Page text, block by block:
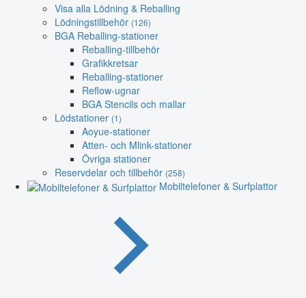
Visa alla Lödning & Reballing
Lödningstillbehör (126)
BGA Reballing-stationer
Reballing-tillbehör
Grafikkretsar
Reballing-stationer
Reflow-ugnar
BGA Stencils och mallar
Lödstationer (1)
Aoyue-stationer
Atten- och Mlink-stationer
Övriga stationer
Reservdelar och tillbehör (258)
Mobiltelefoner & Surfplattor